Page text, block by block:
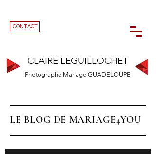
CLAIRE LEGUILLOCHET
Photographe Mariage GUADELOUPE
CONTACT
LE BLOG DE MARIAGE4YOU